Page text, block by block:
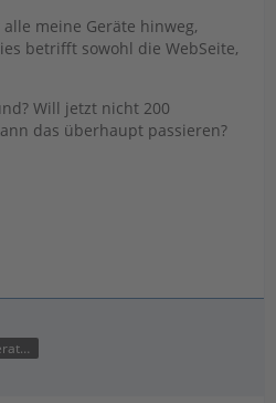
meine Geräte hinweg,
betrifft sowohl die WebSeite,
Will jetzt nicht 200
das überhaupt passieren?
Unabhängiger Moderator